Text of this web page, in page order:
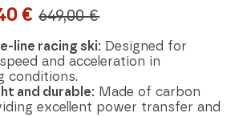
649,00€
€
line racing ski: Designed for
and acceleration in
conditions.
and durable: Made of carbon
excellent power transfer and